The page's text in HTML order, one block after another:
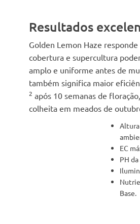
Resultados
Golden Lemon Haze
cobertura e supercultura
amplo e uniforme antes de
também significa maior
2 após 10 semanas de
colheita em meados de
EC
PH da
Base.